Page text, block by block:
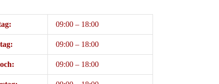
09:00 – 18:00
09:00 – 18:00
09:00 – 18:00